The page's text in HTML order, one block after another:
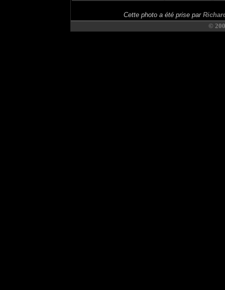
Cette photo a été prise par
©